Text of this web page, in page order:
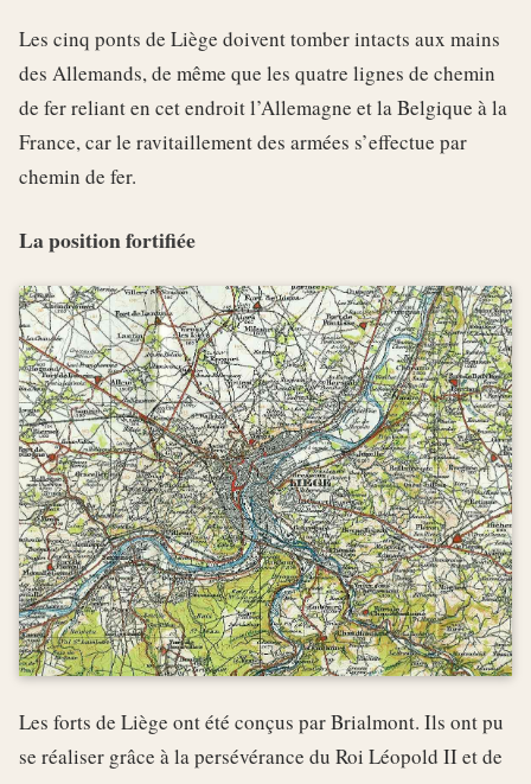
Les cinq ponts de Liège doivent tomber intacts aux mains
des Allemands, de même que les quatre lignes de chemin
de fer reliant en cet endroit l’Allemagne et la Belgique à la
France, car le ravitaillement des armées s’effectue par
chemin de fer.
La position fortifiée
Les forts de Liège ont été conçus par Brialmont. Ils ont pu
se réaliser grâce à la persévérance du Roi Léopold II et de